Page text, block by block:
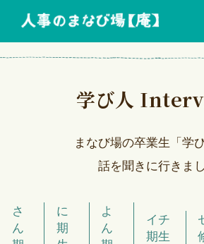
学び人
まなび場の卒業生「学
話を聞きに行きま
さ
ん
に
期
よ
ん
イチ
期生